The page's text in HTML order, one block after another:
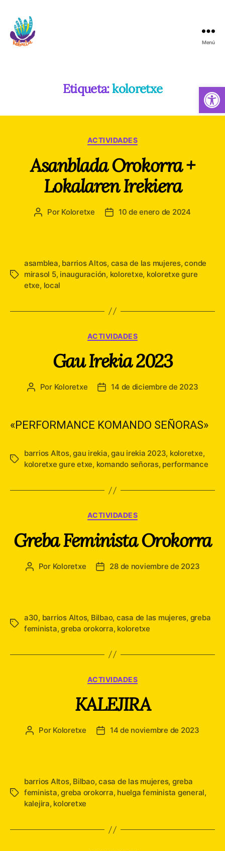
Abrir barra de herramientas
Menú
Etiqueta:koloretxe
Categorías
ACTIVIDADES
Asanblada Orokorra +
Lokalaren Irekiera
Autor
Por Koloretxe
Fecha10 de enero de 2024
Etiquetas
asamblea, barrios Altos, casa de las mujeres,conde
mirasol 5, inauguración, koloretxe, koloretxe gure
etxe, local
Categorías
ACTIVIDADES
Gau Irekia 2023
Autor
entrada
Por Koloretxe
Fecha
entrada
14 de diciembre de 2023
«PERFORMANCE KOMANDO SEÑORAS»
Etiquetas
barrios Altos,gau irekia,gau irekia 2023, koloretxe,
koloretxe gure etxe, komando señoras, performance
Categorías
ACTIVIDADES
Greba Feminista Orokorra
Autor
Por Koloretxe
Fecha28 de noviembre de 2023
Etiquetas
a30, barrios Altos, Bilbao, casa de las mujeres, greba
feminista,greba orokorra, koloretxe
Categorías
ACTIVIDADES
KALEJIRA
Autor
Por Koloretxe
Fecha14 de noviembre de 2023
Etiquetas
barrios Altos, Bilbao,casa de las mujeres, greba
feminista,greba orokorra, huelga feminista general,
kalejira, koloretxe